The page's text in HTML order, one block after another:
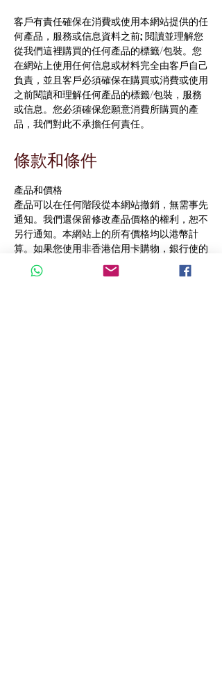
客戶有責任確保在消費或使用本網站提供的任
何產品，服務或信息資料之前; 閱讀並理解您
從我們這裡購買的任何產品的標籤/包裝。您
在網站上使用任何信息或材料完全由客戶自己
負責，並且客戶必須確保在購買或消費或使用
之前閱讀和理解任何產品的標籤/包裝，服務
或信息。您必須確保您願意消費所購買的產
品，我們對此不承擔任何責任。
條款和條件
產品和價格
產品可以在任何階段從本網站撤銷，無需事先
通知。我們還保留修改產品價格的權利，恕不
另行通知。本網站上的所有價格均以港幣計
算。如果您使用非香港信用卡購物，銀行使的
匯率是由您的銀行確定。